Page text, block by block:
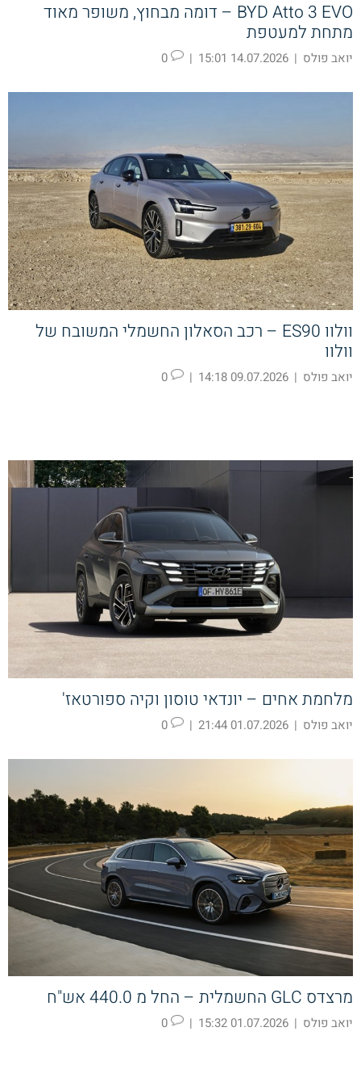
BYD Atto 3 EVO – דומה מבחוץ, משופר מאוד
מתחת למעטפת
יואב פולס |
14.07.2026 15:01
|
וולוו ES90 – רכב הסאלון החשמלי המשובח של
וולוו
יואב פולס |
09.07.2026 14:18
|
מלחמת אחים – יונדאי טוסון וקיה ספורטאז'
יואב פולס |
01.07.2026 21:44
|
מרצדס GLC החשמלית – החל מ 440.0 אש"ח
יואב פולס |
01.07.2026 15:32
|